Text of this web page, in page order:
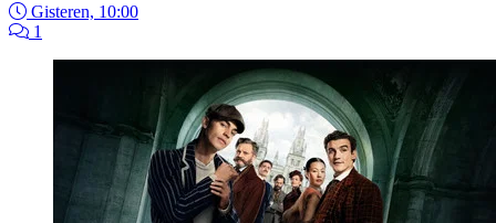
Gisteren, 10:00
1